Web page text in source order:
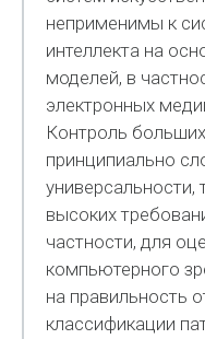
неприменимы к
интеллекта на
моделей, в
электронных
Контроль
принципиально
универсальности,
высоких
частности, для
компьютерного
на правильность
классификации